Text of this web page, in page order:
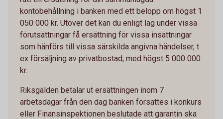
kontobehållning i banken med ett belopp om högst 1
050 000 kr. Utöver det kan du enligt lag under vissa
förutsättningar få ersättning för vissa insättningar
som hänförs till vissa särskilda angivna händelser, t
ex försäljning av privatbostad, med högst 5 000 000
kr.
Riksgälden betalar ut ersättningen inom 7
arbetsdagar från den dag banken försattes i konkurs
eller Finansinspektionen beslutade att garantin ska